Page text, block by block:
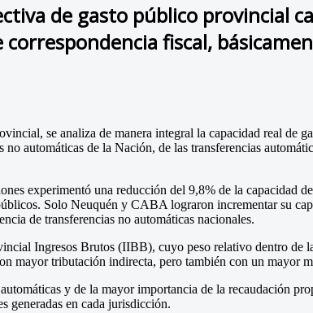
de gasto público provincial
fiscal,
se analiza de manera integral la capacidad real de
automáticas de la Nación, de las transferencias
experimentó una reducción del 9,8% de la capacidad
Solo Neuquén y CABA lograron incrementar su
de transferencias no automáticas nacionales.
Ingresos Brutos (IIBB), cuyo peso relativo dentro de
mayor tributación indirecta, pero también con un mayor
y de la mayor importancia de la recaudación
generadas en cada jurisdicción.